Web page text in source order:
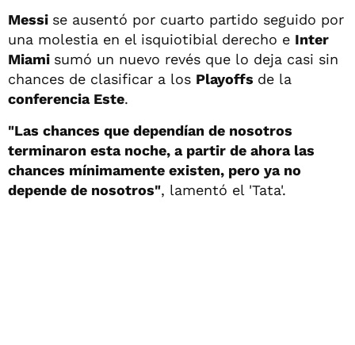
Messi se ausentó por cuarto partido seguido por
una molestia en el isquiotibial derecho e Inter
Miami sumó un nuevo revés que lo deja casi sin
chances de clasificar a los Playoffs de la
conferencia Este.
"Las chances que dependían de nosotros
terminaron esta noche, a partir de ahora las
chances mínimamente existen, pero ya no
depende de nosotros", lamentó el 'Tata'.